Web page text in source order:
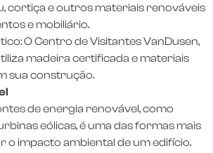
cortiça e outros materiais renováveis
e mobiliário.
O Centro de Visitantes VanDusen,
madeira certificada e materiais
sua construção.
de energia renovável, como
eólicas, é uma das formas mais
o impacto ambiental de um edifício.